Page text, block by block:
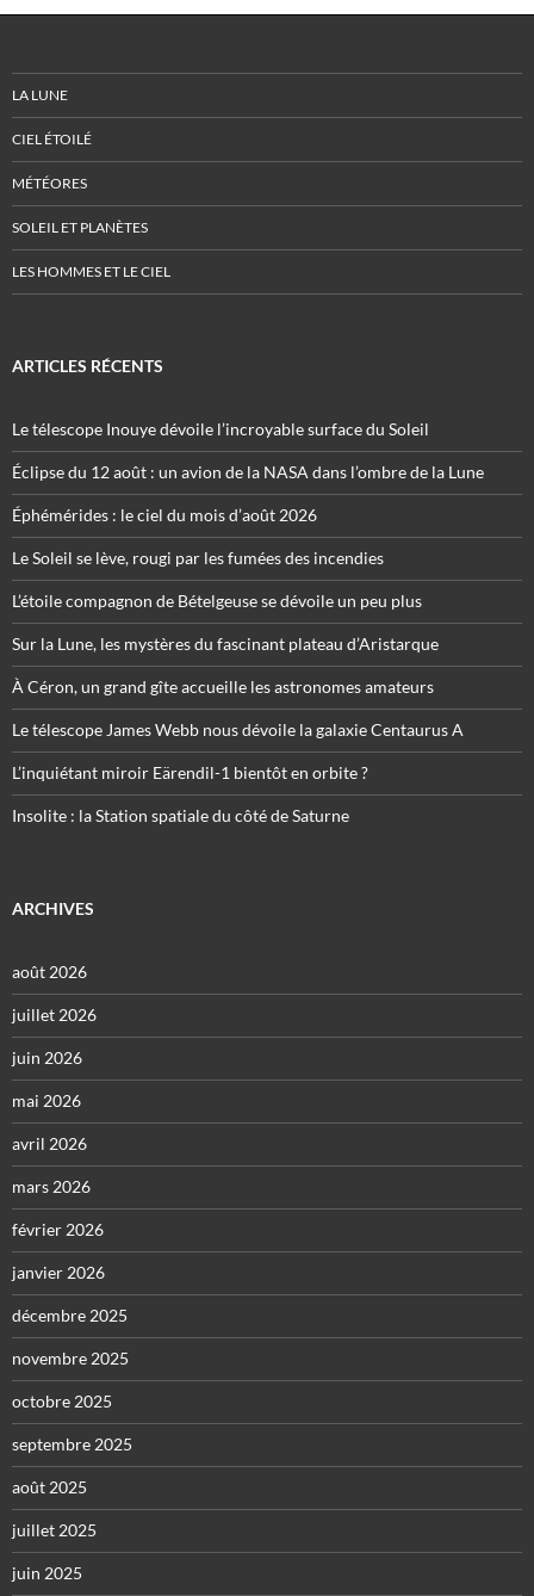
LA LUNE
CIEL ÉTOILÉ
MÉTÉORES
SOLEIL ET PLANÈTES
LES HOMMES ET LE CIEL
ARTICLES RÉCENTS
Le télescope Inouye dévoile l’incroyable surface du Soleil
Éclipse du 12 août : un avion de la NASA dans l’ombre de la Lune
Éphémérides : le ciel du mois d’août 2026
Le Soleil se lève, rougi par les fumées des incendies
L’étoile compagnon de Bételgeuse se dévoile un peu plus
Sur la Lune, les mystères du fascinant plateau d’Aristarque
À Céron, un grand gîte accueille les astronomes amateurs
Le télescope James Webb nous dévoile la galaxie Centaurus A
L’inquiétant miroir Eärendil-1 bientôt en orbite ?
Insolite : la Station spatiale du côté de Saturne
ARCHIVES
août 2026
juillet 2026
juin 2026
mai 2026
avril 2026
mars 2026
février 2026
janvier 2026
décembre 2025
novembre 2025
octobre 2025
septembre 2025
août 2025
juillet 2025
juin 2025